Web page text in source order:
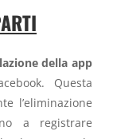
della app
Questa
l’eliminazione
a registrare